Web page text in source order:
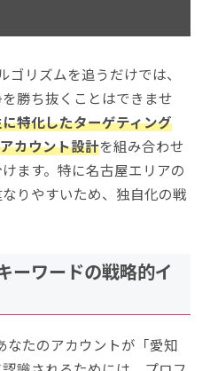
リズムを追うだけでは、
勝ち抜くことはできませ
特化したターゲティング
カウント設計を組み合わせ
ます。特に名古屋エリアの
りやすいため、独自化の戦
ーワードの戦略的イ
なたのアカウントが「愛知